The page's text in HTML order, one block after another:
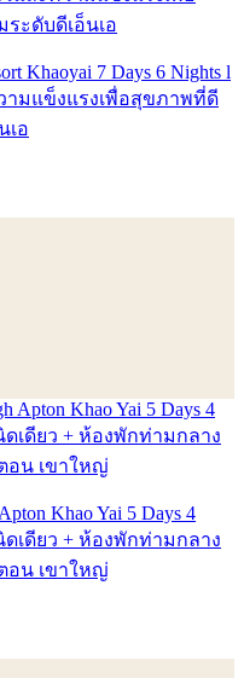
Khaoyai 7 Days 6 Nights l
มแข็งแรงเพื่อสุขภาพที่ดี
เอ
Khao Yai 5 Days 4
เดียว + ห้องพักท่ามกลาง
อน เขาใหญ่